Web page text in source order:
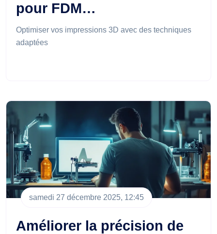
pour FDM…
Optimiser vos impressions 3D avec des techniques
adaptées
samedi 27 décembre 2025, 12:45
Améliorer la précision de